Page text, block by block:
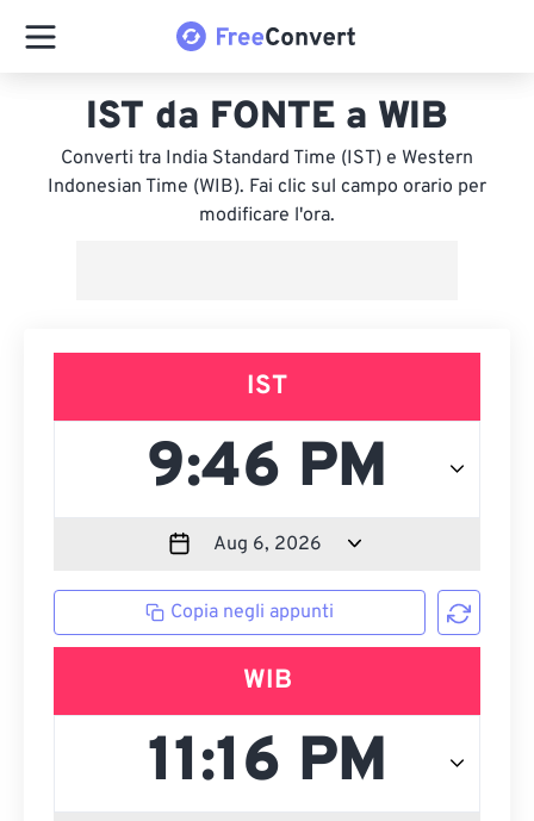
IST da FONTE a WIB
Converti tra India Standard Time (IST) e Western
Indonesian Time (WIB). Fai clic sul campo orario per
modificare l'ora.
IST
Copia negli appunti
WIB